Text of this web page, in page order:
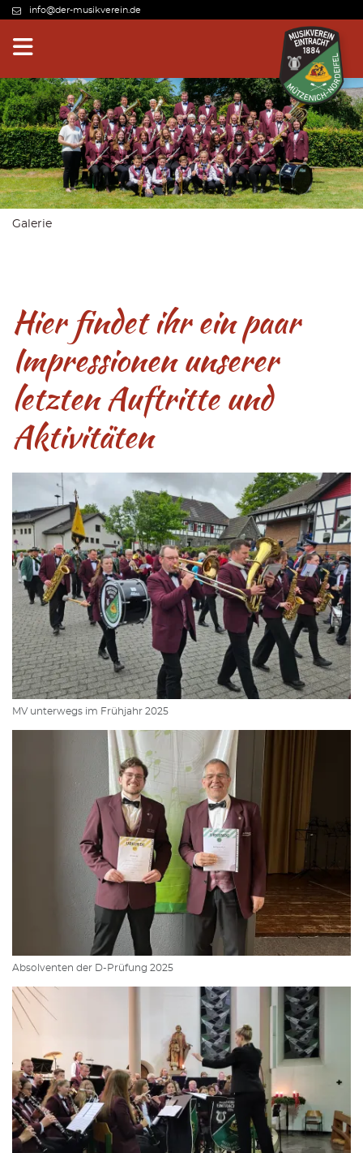
info@der-musikverein.de
Galerie
Hier findet ihr ein paar
Impressionen unserer
letzten Auftritte und
Aktivitäten
MV unterwegs im Frühjahr 2025
Absolventen der D-Prüfung 2025